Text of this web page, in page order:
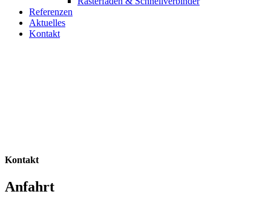
Referenzen
Aktuelles
Kontakt
Kontakt
Anfahrt